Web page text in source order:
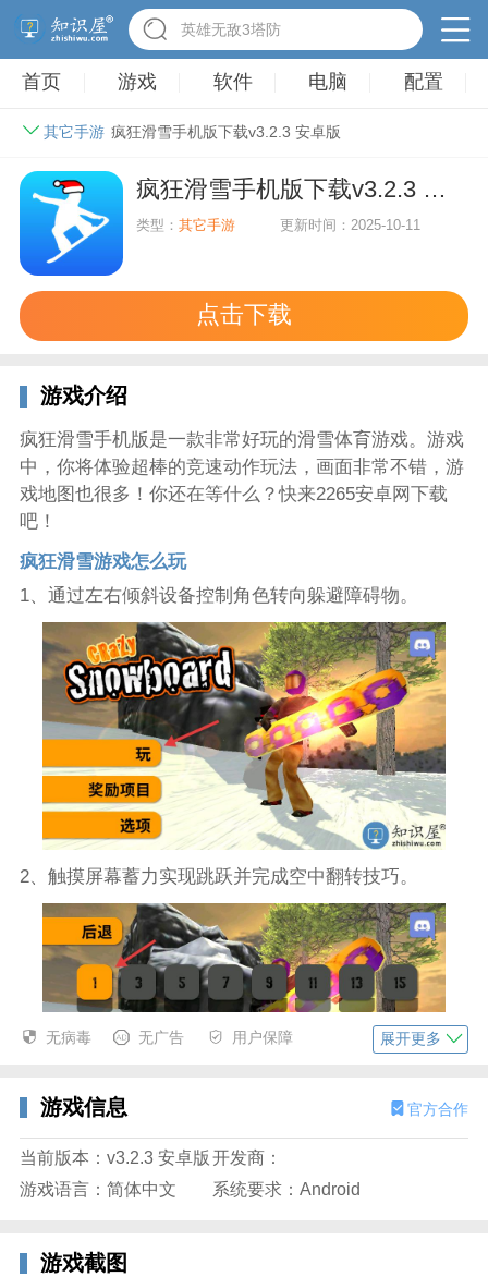
英雄无敌3塔防
首页 游戏 软件 电脑 配置
其它手游 疯狂滑雪手机版下载v3.2.3 安卓版
疯狂滑雪手机版下载v3.2.3 安卓版
类型：其它手游 更新时间：2025-10-11
点击下载
游戏介绍
疯狂滑雪手机版是一款非常好玩的滑雪体育游戏。游戏
中，你将体验超棒的竞速动作玩法，画面非常不错，游
戏地图也很多！你还在等什么？快来2265安卓网下载
吧！
疯狂滑雪游戏怎么玩
1、通过左右倾斜设备控制角色转向躲避障碍物。
2、触摸屏幕蓄力实现跳跃并完成空中翻转技巧。
3、在铁轨和糖果等特殊地形进行滑行积累分数倍数。
无病毒 无广告 用户保障 展开更多
游戏信息 官方合作
当前版本：v3.2.3 安卓版 开发商：
游戏语言：简体中文
系统要求：Android
游戏截图